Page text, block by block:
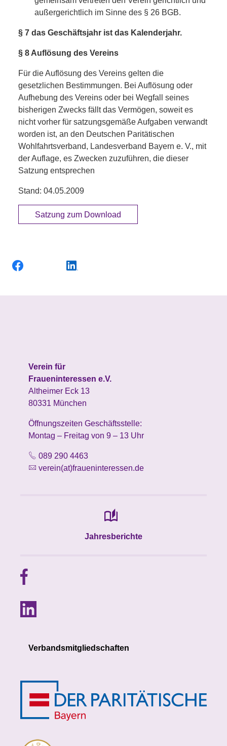
außergerichtlich im Sinne des § 26 BGB.
§ 7 das Geschäftsjahr ist das Kalenderjahr.
§ 8 Auflösung des Vereins
Für die Auflösung des Vereins gelten die
gesetzlichen Bestimmungen. Bei Auflösung oder
Aufhebung des Vereins oder bei Wegfall seines
bisherigen Zwecks fällt das Vermögen, soweit es
nicht vorher für satzungsgemäße Aufgaben verwandt
worden ist, an den Deutschen Paritätischen
Wohlfahrtsverband, Landesverband Bayern e. V., mit
der Auflage, es Zwecken zuzuführen, die dieser
Satzung entsprechen
Stand: 04.05.2009
Satzung zum Download
Verein für
Fraueninteressen e.V.
Altheimer Eck 13
80331 München
Öffnungszeiten Geschäftsstelle:
Montag – Freitag von 9 – 13 Uhr
089 290 4463
verein(at)fraueninteressen.de
Jahresberichte
Verbandsmitgliedschaften